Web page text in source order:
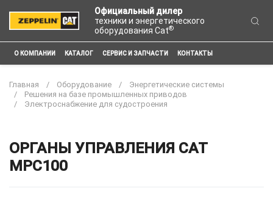
Официальный дилер
техники и энергетического
оборудования Cat®
О КОМПАНИИ КАТАЛОГ СЕРВИС И ЗАПЧАСТИ КОНТАКТЫ
Главная Оборудование
Энергетические системы
Решения на базе промышленных приводов
Электроснабжение для судостроения
ОРГАНЫ УПРАВЛЕНИЯ CAT
MPC100